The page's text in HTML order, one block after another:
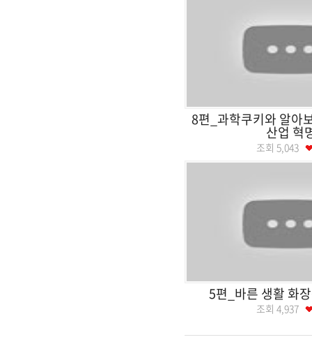
8편_과학쿠키와 알아
산업 혁
조회 5,043
5편_바른 생활 화
조회 4,937